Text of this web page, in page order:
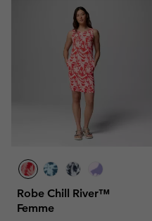
Robe Chill River™
Femme